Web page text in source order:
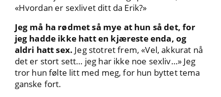
«Hvordan er sexlivet ditt da Erik?»
Jeg må ha rødmet så mye at hun så det, for
jeg hadde ikke hatt en kjæreste enda, og
aldri hatt sex. Jeg stotret frem, «Vel, akkurat nå
det er stort sett… jeg har ikke noe sexliv…» Jeg
tror hun følte litt med meg, for hun byttet tema
ganske fort.